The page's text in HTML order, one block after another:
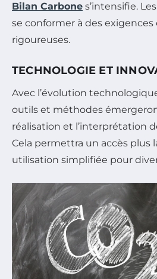
Bilan Carbone s’intensifie.
se conformer à des
rigoureuses.
TECHNOLOGIE ET
Avec l’évolution
outils et méthodes
réalisation et l’interprétation
Cela permettra un accès plus
utilisation simplifiée pour